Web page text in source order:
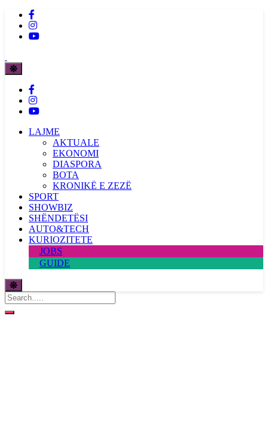
LAJME
AKTUALE
EKONOMI
DIASPORA
BOTA
KRONIKË E ZEZË
SPORT
SHOWBIZ
SHËNDETËSI
AUTO&TECH
KURIOZITETE
JOBS
GUIDE